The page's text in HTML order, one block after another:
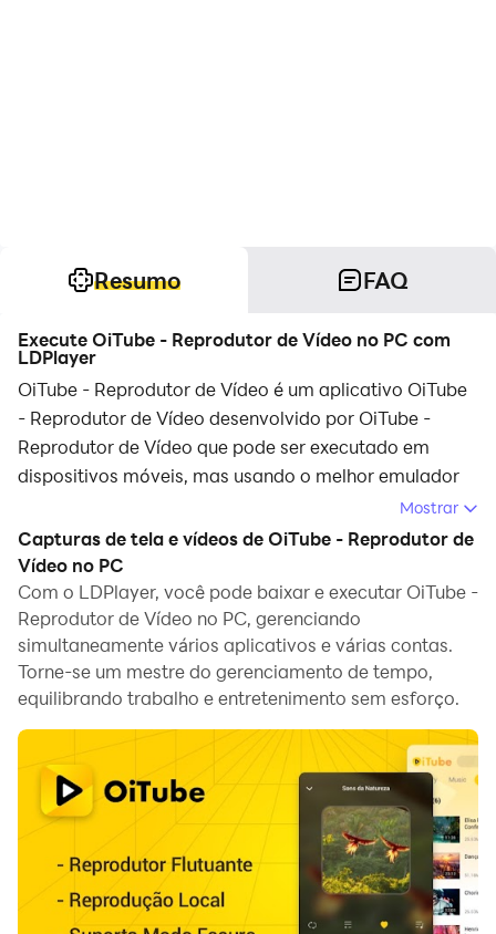
Resumo FAQ
Execute OiTube - Reprodutor de Vídeo no PC com
LDPlayer
OiTube - Reprodutor de Vídeo é um aplicativo OiTube
- Reprodutor de Vídeo desenvolvido por OiTube -
Reprodutor de Vídeo que pode ser executado em
dispositivos móveis, mas usando o melhor emulador
de Android - LDPlayer, você pode baixar e jogar
OiTube - Reprodutor de Vídeo no seu computador.
Ao executar OiTube - Reprodutor de Vídeo no seu
computador, você pode navegar claramente em uma
tela maior, e controlar o aplicativo com o mouse e o
teclado é muito mais rápido do que com o teclado de
toque, e você nunca terá que se preocupar com a
Com as funções de múltiplas instâncias e
sincronizador, você pode até executar vários
aplicativos e contas no seu PC.
E a função de transferência de arquivos torna muito
fácil compartilhar imagens, vídeos e arquivos.
Mostrar
Capturas de tela e vídeos de OiTube - Reprodutor de
Vídeo no PC
Com o LDPlayer, você pode baixar e executar OiTube -
Reprodutor de Vídeo no PC, gerenciando
simultaneamente vários aplicativos e várias contas.
Torne-se um mestre do gerenciamento de tempo,
equilibrando trabalho e entretenimento sem esforço.